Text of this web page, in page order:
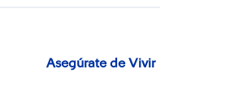
Asegúrate de Vivir